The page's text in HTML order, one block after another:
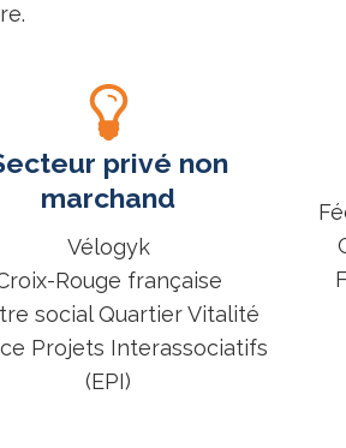
privé non
marchand
Vélogyk
Rouge française
social Quartier Vitalité
Projets Interassociatifs
(EPI)